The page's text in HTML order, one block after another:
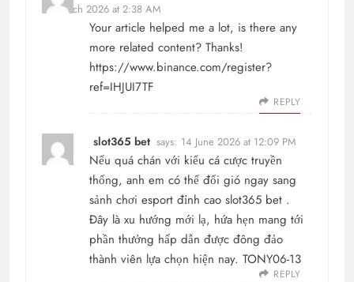
27 March 2026 at 2:38 AM
Your article helped me a lot, is there any
more related content? Thanks!
https://www.binance.com/register?
ref=IHJUI7TF
REPLY
slot365 bet says: 14 June 2026 at 12:09 PM
Nếu quá chán với kiểu cá cược truyền
thống, anh em có thể đổi gió ngay sang
sảnh chơi esport đỉnh cao slot365 bet .
Đây là xu hướng mới lạ, hứa hẹn mang tới
phần thưởng hấp dẫn được đông đảo
thành viên lựa chọn hiện nay. TONY06-13
REPLY